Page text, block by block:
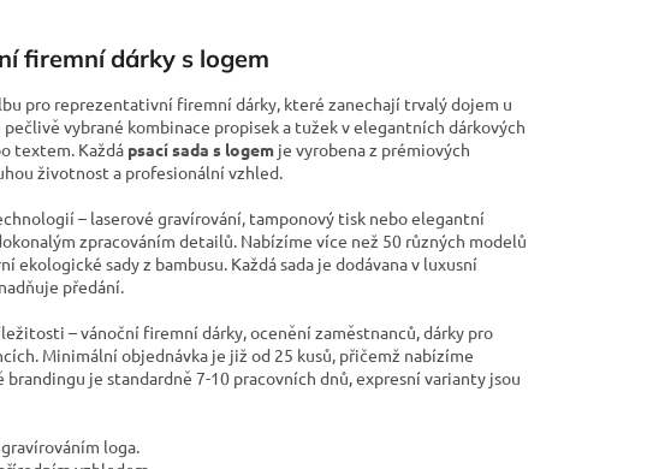
v
l
d
a
c
í
r
v
k
y
ý
p
i
firemní dárky s logem
pro reprezentativní firemní dárky, které zanechají trvalý dojem u
vybrané kombinace propisek a tužek v elegantních dárkových
textem. Každá psací sada s logem je vyrobena z prémiových
životnost a profesionální vzhled.
– laserové gravírování, tamponový tisk nebo elegantní
zpracováním detailů. Nabízíme více než 50 různých modelů
ekologické sady z bambusu. Každá sada je dodávana v luxusní
předání.
– vánoční firemní dárky, ocenění zaměstnanců, dárky pro
Minimální objednávka je již od 25 kusů, přičemž nabízíme
je standardně 7-10 pracovních dnů, expresní varianty jsou
loga.